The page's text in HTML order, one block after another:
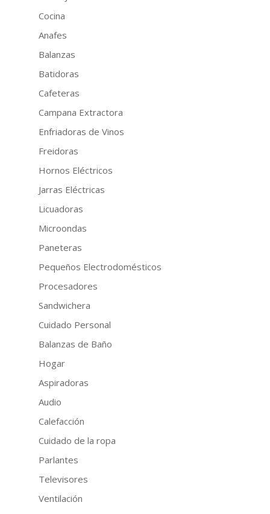
Cocina
Anafes
Balanzas
Batidoras
Cafeteras
Campana Extractora
Enfriadoras de Vinos
Freidoras
Hornos Eléctricos
Jarras Eléctricas
Licuadoras
Microondas
Paneteras
Pequeños Electrodomésticos
Procesadores
Sandwichera
Cuidado Personal
Balanzas de Baño
Hogar
Aspiradoras
Audio
Calefacción
Cuidado de la ropa
Parlantes
Televisores
Ventilación